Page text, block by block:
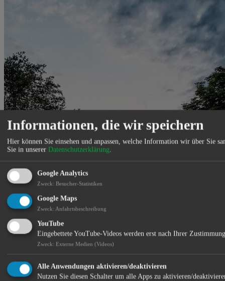
Standort:
Informationen, die wir speichern
Hier können Sie einsehen und anpassen, welche Information wir über Sie
Sie in unserer Datenschutzerklärung.
Google Analytics
Zweck: Besucher-Statistiken
Google Maps
Zweck: Anfahrtsbeschreibung
YouTube
Eingebettete YouTube-Videos werden erst nach Ihrer
Zweck: Externe Medien (Videos)
Alle Anwendungen aktivieren/deaktivieren
Nutzen Sie diesen Schalter um alle Apps zu aktivieren/